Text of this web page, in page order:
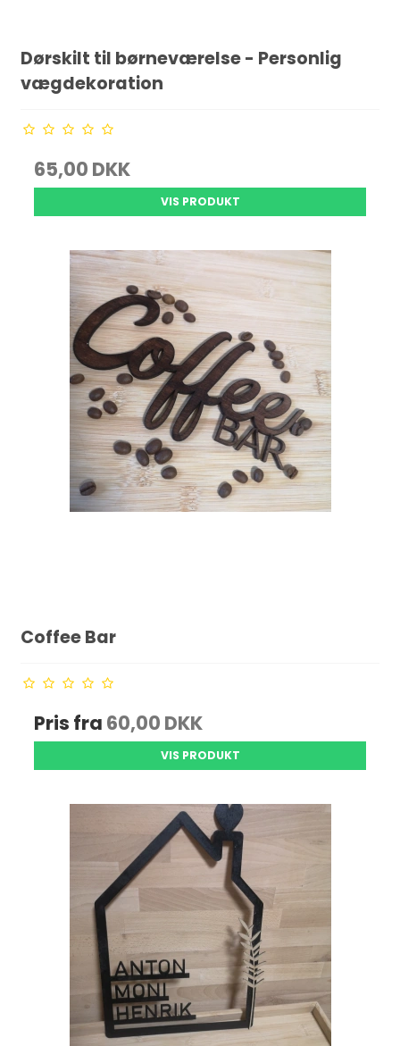
Dørskilt til børneværelse - Personlig
vægdekoration
65,00 DKK
VIS PRODUKT
Coffee Bar
Pris fra 60,00 DKK
VIS PRODUKT